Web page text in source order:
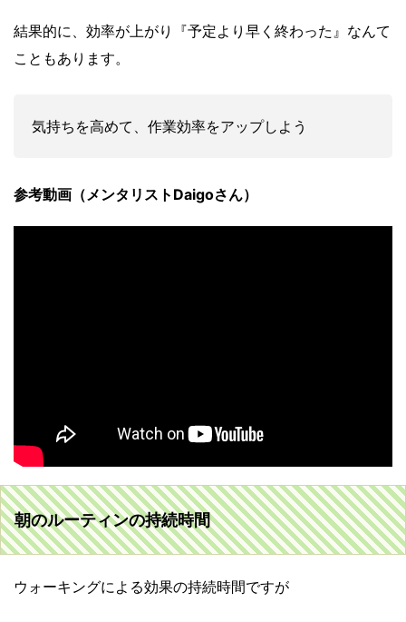
結果的に、効率が上がり『予定より早く終わった』なんて
こともあります。
気持ちを高めて、作業効率をアップしよう
参考動画 （メンタリスト Daigoさん）
朝のルーティンの持続時間
ウォーキングによる効果の持続時間ですが